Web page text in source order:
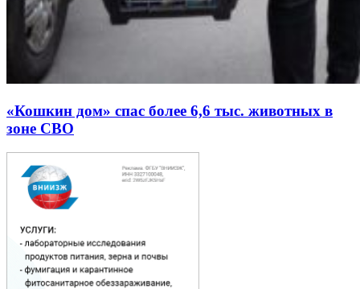
«Кошкин дом» спас более 6,6 тыс. животных в
зоне СВО